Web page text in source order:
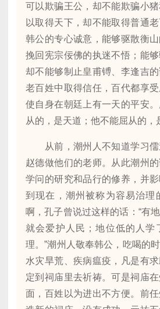
可以欺骗王公，却不能欺骗小
以取得天下，却不能取得普通
韩公的专心诚意，能够驱散衡
挽回宪宗佞佛的执迷不悟；能够
却不能够制止皇甫镈、李逢吉
老百姓中取得信任，百代都享
使自身在朝廷上有一天的平安
从的，是天道；他不能屈从的，
从前，潮州人不知道学习儒
赵德做他们的老师。从此潮州
学问的研究和品行的修养，并
到现在，潮州被称为容易治理
啊，孔子曾说过这样的话：“有
就会爱护人民；地位低的人学
理。”潮州人敬奉韩公，吃喝的
水灾旱荒、疾病瘟疫，凡是有
定到祠庙里去祈祷。可是祠庙
面，百姓以为进出不方便。前